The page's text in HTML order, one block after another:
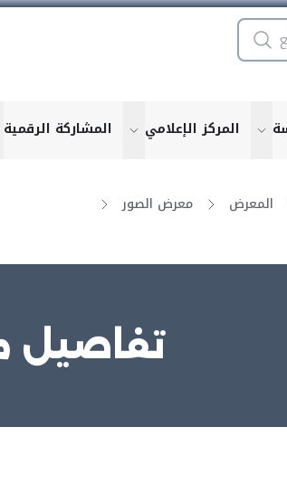
show
show submenu for "More"
المركز الإعلامي for "More"
المشاركة الرقمية
المعرض معرض الصور
تفاصيل